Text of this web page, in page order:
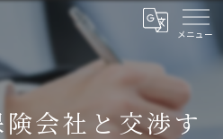
会社と交渉す